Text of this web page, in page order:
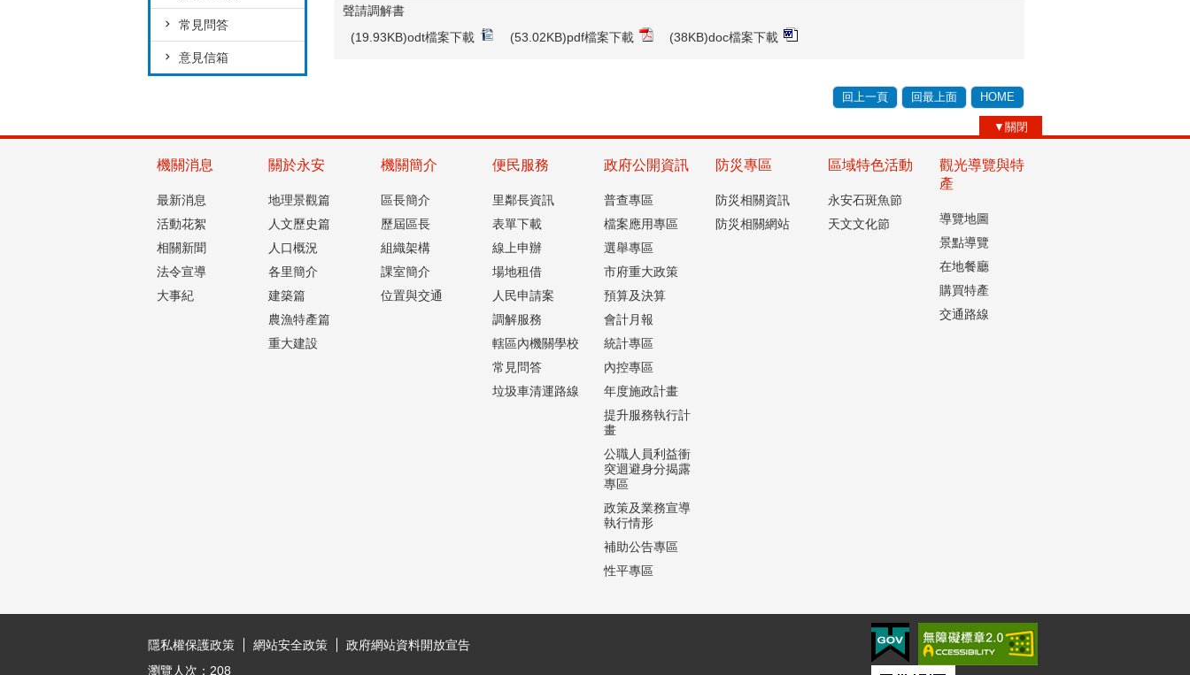
常見問答
意見信箱
聲請調解書
(19.93KB)odt檔案下載
(53.02KB)pdf檔案下載 (38KB)doc檔案下載
回上一頁 回最上面 HOME
▼關閉
機關消息
最新消息
活動花絮
相關新聞
法令宣導
大事紀
關於永安
地理景觀篇
人文歷史篇
人口概況
各里簡介
建築篇
農漁特產篇
重大建設
機關簡介
區長簡介
歷屆區長
組織架構
課室簡介
位置與交通
便民服務
里鄰長資訊
表單下載
線上申辦
場地租借
人民申請案
調解服務
轄區內機關學校
常見問答
垃圾車清運路線
政府公開資訊
普查專區
檔案應用專區
選舉專區
市府重大政策
預算及決算
會計月報
統計專區
內控專區
年度施政計畫
提升服務執行計
畫
公職人員利益衝
突迴避身分揭露
專區
政策及業務宣導
執行情形
補助公告專區
性平專區
防災專區
防災相關資訊
防災相關網站
區域特色活動
永安石斑魚節
天文文化節
觀光導覽與特
產
導覽地圖
景點導覽
在地餐廳
購買特產
交通路線
隱私權保護政策
網站安全政策
政府網站資料開放宣告
瀏覽人次： 208